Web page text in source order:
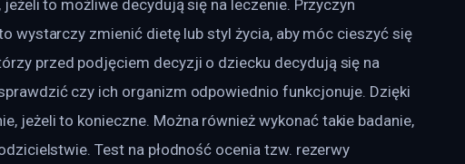
to możliwe decydują się na leczenie. Przyczyn
wystarczy zmienić dietę lub styl życia, aby móc cieszyć się
przed podjęciem decyzji o dziecku decydują się na
czy ich organizm odpowiednio funkcjonuje. Dzięki
jeżeli to konieczne. Można również wykonać takie badanie,
Test na płodność ocenia tzw. rezerwy